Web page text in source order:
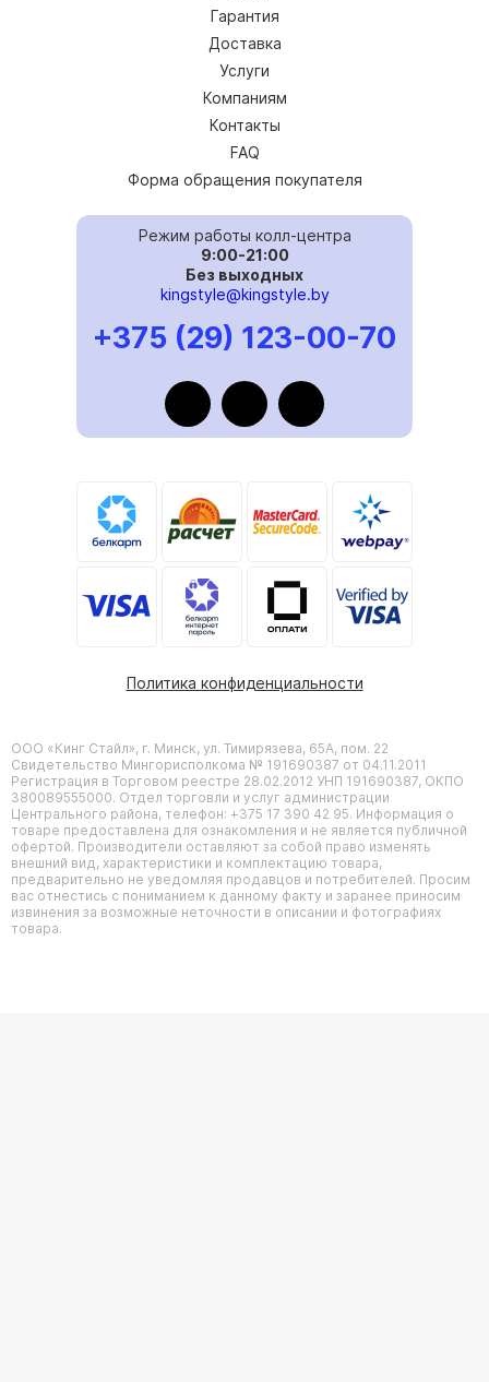
Гарантия
Доставка
Услуги
Компаниям
Контакты
FAQ
Форма обращения покупателя
Режим работы колл-центра
9:00-21:00
Без выходных
kingstyle@kingstyle.by
+375 (29) 123-00-70
Политика конфиденциальности
ООО «Кинг Стайл», г. Минск, ул. Тимирязева, 65А, пом. 22
Свидетельство Мингорисполкома № 191690387 от 04.11.2011
Регистрация в Торговом реестре 28.02.2012 УНП 191690387, ОКПО
380089555000. Отдел торговли и услуг администрации
Центрального района, телефон: +375 17 390 42 95. Информация о
товаре предоставлена для ознакомления и не является публичной
офертой. Производители оставляют за собой право изменять
внешний вид, характеристики и комплектацию товара,
предварительно не уведомляя продавцов и потребителей. Просим
вас отнестись с пониманием к данному факту и заранее приносим
извинения за возможные неточности в описании и фотографиях
товара.